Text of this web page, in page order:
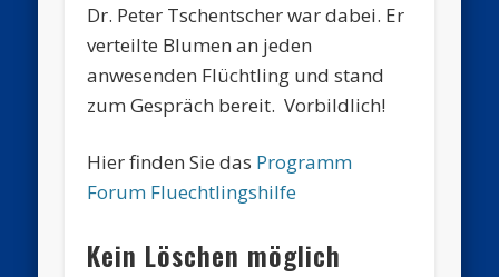
Dr. Peter Tschentscher war dabei. Er
verteilte Blumen an jeden
anwesenden Flüchtling und stand
zum Gespräch bereit. Vorbildlich!
Hier finden Sie das Programm
Forum Fluechtlingshilfe
Kein Löschen möglich